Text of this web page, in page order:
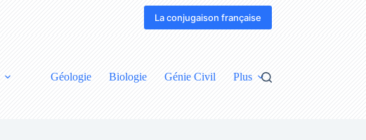
La conjugaison française
Géologie Biologie Génie Civil Plus